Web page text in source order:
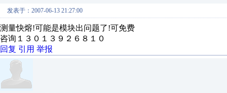
发表于：2007-06-13 21:27:00
测量快熔!可能是模块出问题了!可免费
咨询１３０１３９２６８１０
回复 引用 举报